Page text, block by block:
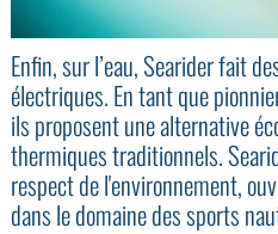
Enfin, sur l’eau, Searider fait
électriques. En tant que
ils proposent une alternative
thermiques traditionnels.
respect de l'environnement,
dans le domaine des sports